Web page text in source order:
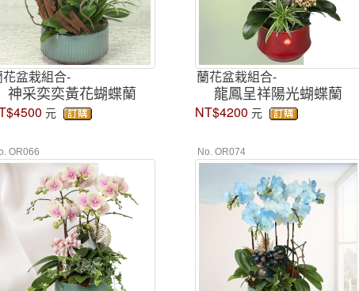
花盆栽組合-
神采奕奕黃花蝴蝶蘭
元
蘭花盆栽組合-
龍鳳呈祥陽光蝴蝶蘭
NT$4200 元
OR066 No. OR074